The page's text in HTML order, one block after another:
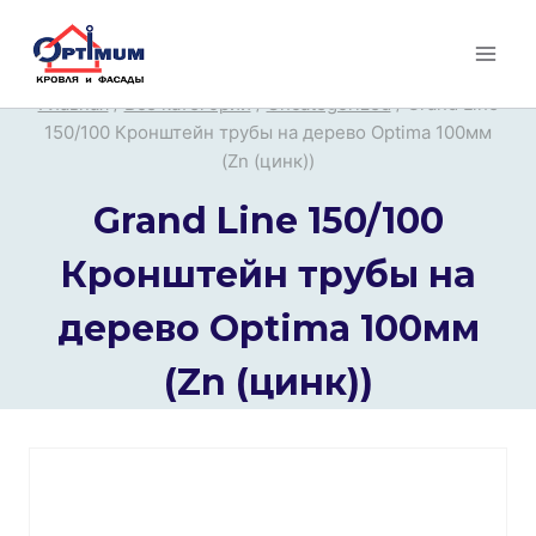
Перейти
Главная / Все категории / Uncategorized / Grand Line
150/100 Кронштейн трубы на дерево Optima 100мм
(Zn (цинк))
Grand Line 150/100
Кронштейн трубы на
дерево Optima 100мм
(Zn (цинк))